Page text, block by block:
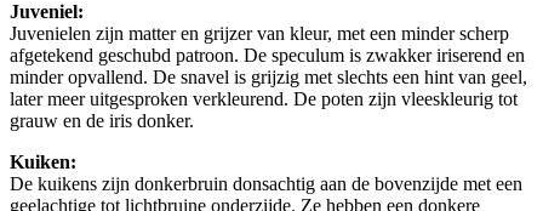
Juveniel:
Juvenielen zijn matter en grijzer van kleur, met een minder scherp
afgetekend geschubd patroon. De speculum is zwakker iriserend en
minder opvallend. De snavel is grijzig met slechts een hint van geel,
later meer uitgesproken verkleurend. De poten zijn vleeskleurig tot
grauw en de iris donker.
Kuiken:
De kuikens zijn donkerbruin donsachtig aan de bovenzijde met een
geelachtige tot lichtbruine onderzijde. Ze hebben een donkere